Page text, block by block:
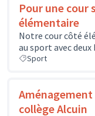
Pour une cour
élémentaire
Notre cour côté
au sport avec
Sport
collège Alcuin